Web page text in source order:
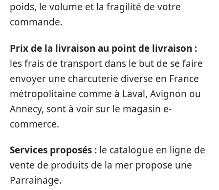
poids, le volume et la fragilité de votre
commande.
Prix de la livraison au point de livraison :
les frais de transport dans le but de se faire
envoyer une charcuterie diverse en France
métropolitaine comme à Laval, Avignon ou
Annecy, sont à voir sur le magasin e-
commerce.
Services proposés : le catalogue en ligne de
vente de produits de la mer propose une
Parrainage.